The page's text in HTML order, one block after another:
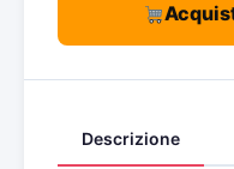
Descrizione